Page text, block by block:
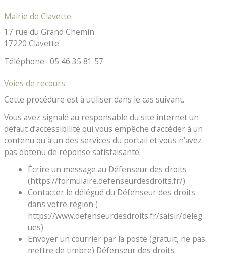
Mairie de Clavette
17 rue du Grand Chemin
17220 Clavette
Téléphone : 05 46 35 81 57
Voies de recours
Cette procédure est à utiliser dans le cas suivant.
Vous avez signalé au responsable du site internet un
défaut d’accessibilité qui vous empêche d’accéder à un
contenu ou à un des services du portail et vous n’avez
pas obtenu de réponse satisfaisante.
Écrire un message au Défenseur des droits
(https://formulaire.defenseurdesdroits.fr/)
Contacter le délégué du Défenseur des droits
dans votre région (
https://www.defenseurdesdroits.fr/saisir/deleg
ues)
Envoyer un courrier par la poste (gratuit, ne pas
mettre de timbre) Défenseur des droits